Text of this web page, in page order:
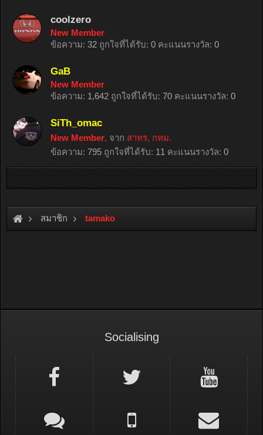
coolzero
New Member
ข้อความ: 32 ถูกใจที่ได้รับ: 0 คะแนนรางวัล: 0
GaB
New Member
ข้อความ: 1,642 ถูกใจที่ได้รับ: 70 คะแนนรางวัล: 0
SiTh_omac
New Member, จาก สาทร, กทม.
ข้อความ: 795 ถูกใจที่ได้รับ: 11 คะแนนรางวัล: 0
สมาชิก tamako
Socialising